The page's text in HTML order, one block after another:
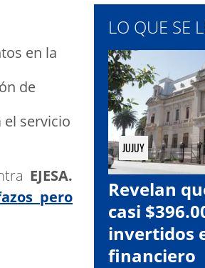
en la
de
el servicio
EJESA.
pero
LO QUE SE
JUJUY
Revelan
casi
invertidos
financiero